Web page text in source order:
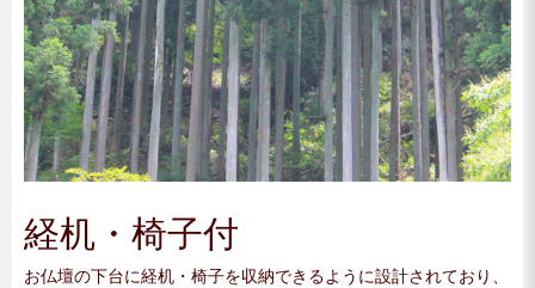
経机・椅子付
お仏壇の下台に経机・椅子を収納できるように設計されており、